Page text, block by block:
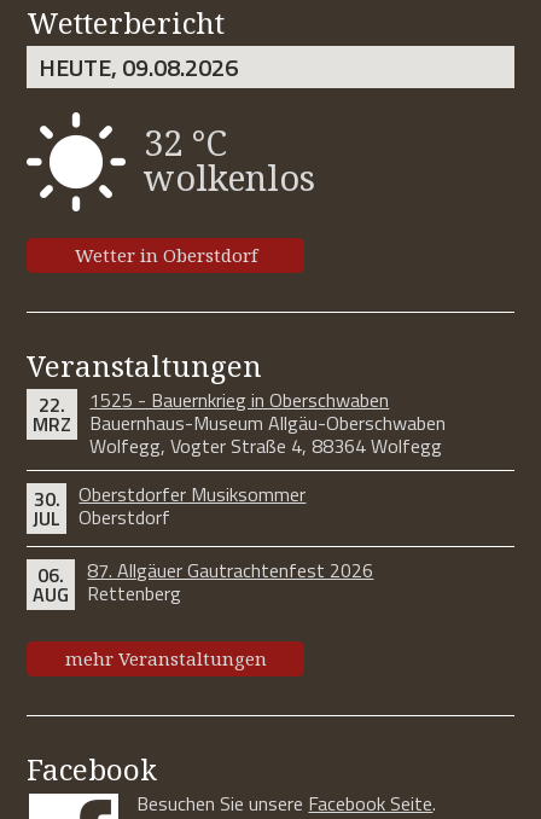
Wetterbericht
HEUTE, 09.08.2026
32 °C
wolkenlos
Wetter in Oberstdorf
Veranstaltungen
22.
MRZ
1525 - Bauernkrieg in Oberschwaben
Bauernhaus-Museum Allgäu-Oberschwaben
Wolfegg, Vogter Straße 4, 88364 Wolfegg
30.
JUL
Oberstdorfer Musiksommer
Oberstdorf
06.
AUG
87. Allgäuer Gautrachtenfest 2026
Rettenberg
mehr Veranstaltungen
Facebook
Besuchen Sie unsere Facebook Seite.